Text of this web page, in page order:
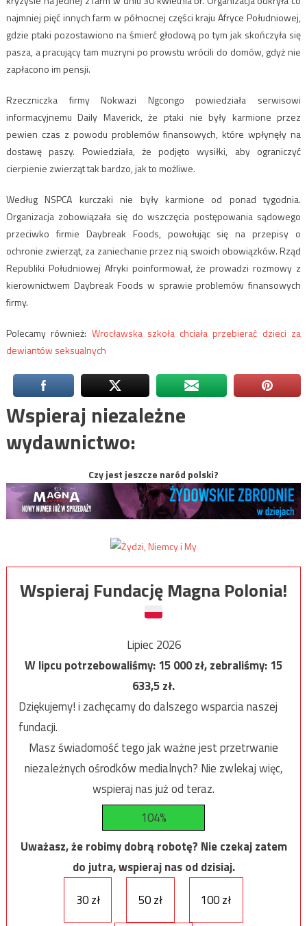
najmniej pięć innych farm w północnej części kraju Afryce Południowej,
gdzie ptaki pozostawiono na śmierć głodową po tym jak skończyła się
pasza, a pracujący tam muzryni po prowstu wrócili do domów, gdyż nie
zapłacono im pensji.
Rzeczniczka firmy Nokwazi Ngcongo powiedziała serwisowi
informacyjnemu Daily Maverick, że ptaki nie były karmione przez
pewien czas z powodu problemów finansowych, które wpłynęły na
dostawę paszy. Powiedziała, że ​​podjęto wysiłki, aby ograniczyć
cierpienie zwierząt tak bardzo, jak to możliwe.
Według NSPCA kurczaki nie były karmione od ponad tygodnia.
Organizacja zobowiązała się do wszczęcia postępowania sądowego
przeciwko firmie Daybreak Foods, powołując się na przepisy o
ochronie zwierząt, za zaniechanie przez nią swoich obowiązków. Rząd
Republiki Południowej Afryki poinformował, że prowadzi rozmowy z
kierownictwem Daybreak Foods w sprawie problemów finansowych
firmy.
Polecamy również: Wrocławska szkoła chciała przebierać dzieci za
dewiantów seksualnych
Wspieraj niezależne
wydawnictwo:
Czy jest jeszcze naród polski?
Wspieraj Fundację Magna Polonia!
Lipiec 2026
W lipcu potrzebowaliśmy:15 000zł, zebraliśmy:15
633,5zł.
Dziękujemy! i zachęcamy do dalszego wsparcia naszej
fundacji.
Masz świadomość tego jak ważne jest przetrwanie
niezależnych ośrodków medialnych? Nie zwlekaj więc,
wspieraj nas już od teraz.
104%
Uważasz, że robimy dobrą robotę? Nie czekaj zatem
do jutra, wspieraj nas od dzisiaj.
30 zł
50 zł 100 zł